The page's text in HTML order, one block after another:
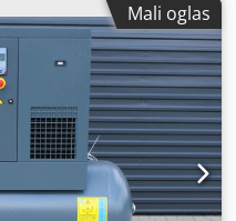
Mali oglas